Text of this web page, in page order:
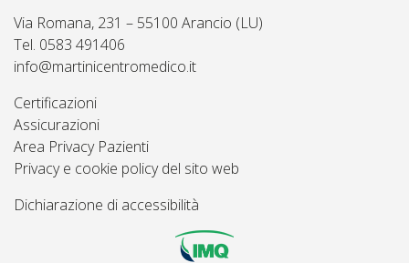
Via Romana, 231 – 55100 Arancio (LU)
Tel. 0583 491406
info@martinicentromedico.it
Certificazioni
Assicurazioni
Area Privacy Pazienti
Privacy e cookie policy del sito web
Dichiarazione di accessibilità